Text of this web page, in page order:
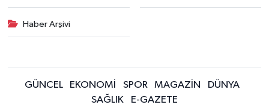
Haber Arşivi
GÜNCEL EKONOMİ SPOR MAGAZİN
DÜNYA
SAĞLIK
E-GAZETE